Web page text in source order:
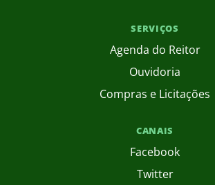
SERVIÇOS
Agenda do Reitor
Ouvidoria
Compras e Licitações
CANAIS
Facebook
Twitter